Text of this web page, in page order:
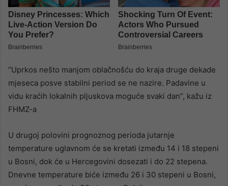
“Uprkos nešto manjom oblačnošću do kraja druge dekade
mjeseca posve stabilni period se ne nazire. Padavine u
vidu kraćih lokalnih pljuskova moguće svaki dan”, kažu iz
FHMZ-a
U drugoj polovini prognoznog perioda jutarnje
temperature uglavnom će se kretati između 14 i 18 stepeni
u Bosni, dok će u Hercegovini dosezati i do 22 stepena.
Dnevne temperature biće između 26 i 30 stepeni u Bosni,